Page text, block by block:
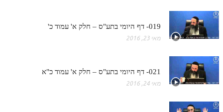
019- דף היומי בתע"ס – חלק א' עמוד כ'
מאי 23, 2016
021- דף היומי בתע"ס – חלק א' עמוד כ"א
מאי 24, 2016